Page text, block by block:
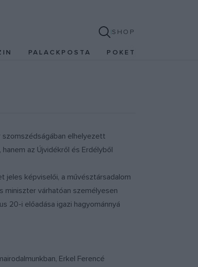
SHOP
PALACKPOSTA POKET
elhelyezett
az Újvidékről és Erdélyből
jeles képviselői, a művésztársadalom
miniszter várhatóan személyesen
20-i előadása igazi hagyománnyá
Erkel Ferencé